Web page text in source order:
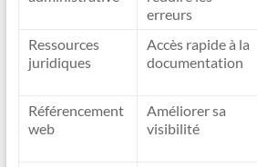
erreurs
Ressources
juridiques
Accès rapide à la
documentation
Référencement
web
Améliorer sa
visibilité